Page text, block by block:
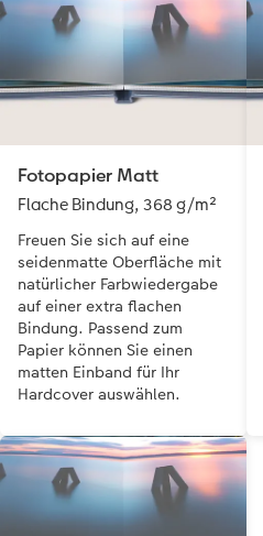
Fotopapier Matt
Flache Bindung, 368 g/m²
Freuen Sie sich auf eine
seidenmatte Oberfläche mit
natürlicher Farbwiedergabe
auf einer extra flachen
Bindung. Passend zum
Papier können Sie einen
matten Einband für Ihr
Hardcover auswählen.